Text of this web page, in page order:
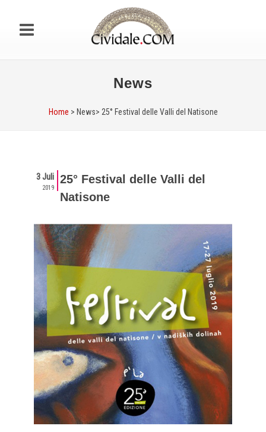
News
Home > News> 25° Festival delle Valli del Natisone
3 Juli
2019
25° Festival delle Valli del
Natisone